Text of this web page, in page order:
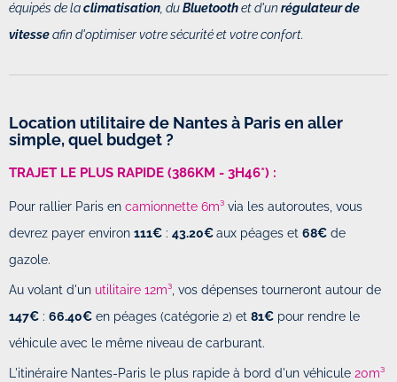
équipés de laclimatisation, duBluetoothet d'un régulateur de
vitesseafin d'optimiser votre sécurité et votre confort.
Location utilitaire de Nantes à Paris en aller
simple, quel budget ?
TRAJET LE PLUS RAPIDE (386KM - 3H46*) :
Pour rallier Paris en camionnette 6m³ via les autoroutes, vous
devrez payer environ 111€ : 43.20€aux péages et 68€ de
gazole.
Au volant d'un utilitaire 12m³, vos dépenses tourneront autour de
147€ : 66.40€ en péages (catégorie 2) et 81€ pour rendre le
véhicule avec le même niveau de carburant.
L'itinéraire Nantes-Paris le plus rapide à bord d'un véhicule 20m³